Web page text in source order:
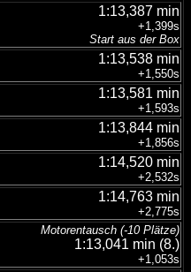
1:13,387 min
+1,399s
Start aus der Box
1:13,538 min
+1,550s
1:13,581 min
+1,593s
1:13,844 min
+1,856s
1:14,520 min
+2,532s
1:14,763 min
+2,775s
Motorentausch (-10 Plätze)
1:13,041 min (8.)
+1,053s